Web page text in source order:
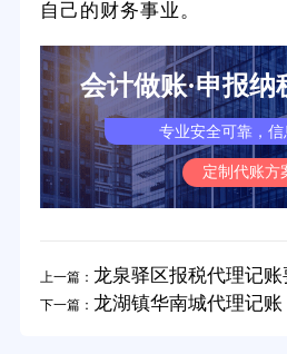
自己的财务事业。
会计做账·申报纳
专业安全可靠，
定制代账方
上一篇： 龙泉驿区报税代理记
下一篇： 龙湖镇华南城代理记账